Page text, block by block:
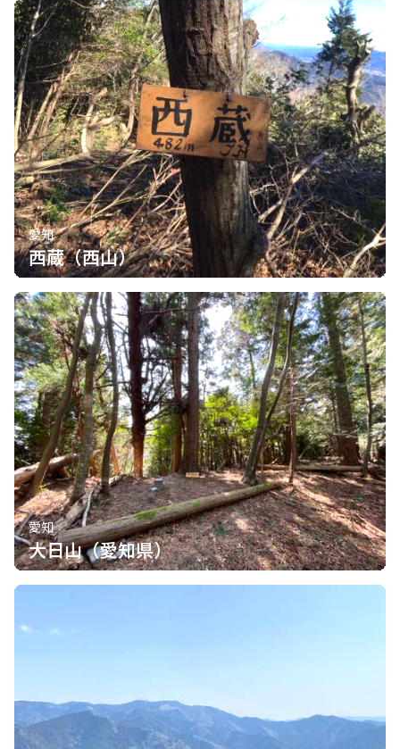
愛知
西蔵（西山）
愛知
大日山（愛知県）